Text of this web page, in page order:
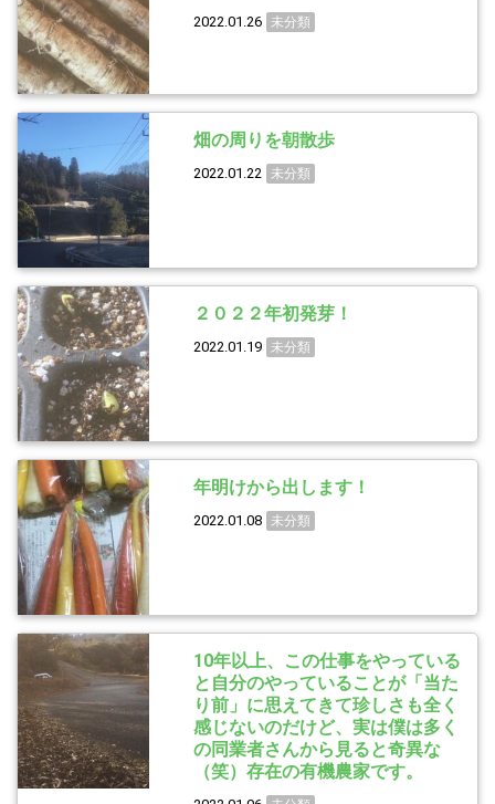
2022.01.26 未分類
畑の周りを朝散歩
2022.01.22 未分類
２０２２年初発芽！
2022.01.19 未分類
年明けから出します！
2022.01.08 未分類
10年以上、この仕事をやっている
と自分のやっていることが「当た
り前」に思えてきて珍しさも全く
感じないのだけど、実は僕は多く
の同業者さんから見ると奇異な
（笑）存在の有機農家です。